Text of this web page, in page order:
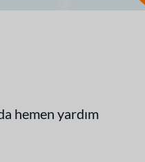
hemen yardım